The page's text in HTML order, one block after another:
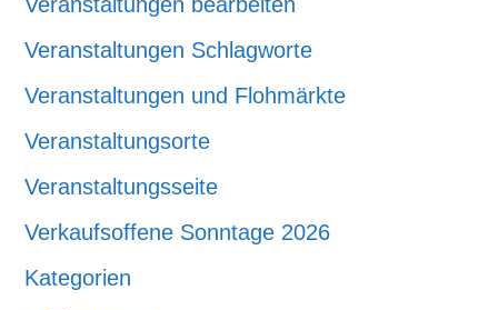
Veranstaltungen Schlagworte
Veranstaltungen und Flohmärkte
Veranstaltungsorte
Veranstaltungsseite
Verkaufsoffene Sonntage 2026
Kategorien